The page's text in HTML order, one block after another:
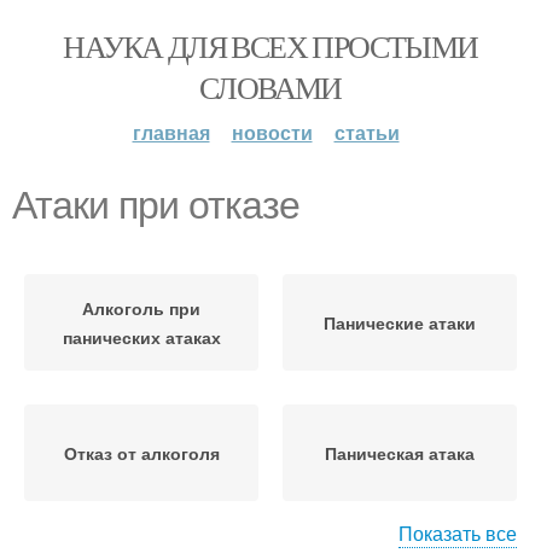
НАУКА ДЛЯ ВСЕХ ПРОСТЫМИ
СЛОВАМИ
главная новости статьи
Атаки при отказе
Алкоголь при
панических атаках
Панические атаки
Отказ от алкоголя Паническая атака
Показать все